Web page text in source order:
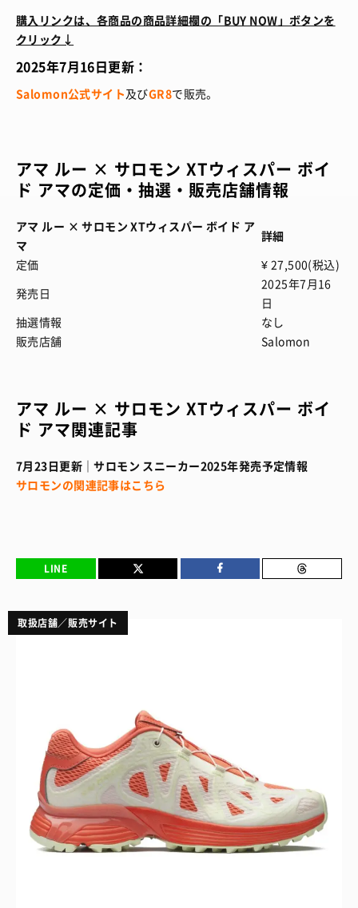
購入リンクは、各商品の商品詳細欄の「BUY NOW」ボタンを
クリック↓
2025年7月16日更新：
Salomon公式サイト及びGR8で販売。
アマ ルー × サロモン XTウィスパー ボイ
ド アマの定価・抽選・販売店舗情報
アマ ルー × サロモン XTウィスパー ボイド ア
マ
詳細
定価
¥ 27,500(税込)
発売日
2025年7月16
日
抽選情報
なし
販売店舗
Salomon
アマ ルー × サロモン XTウィスパー ボイ
ド アマ関連記事
7月23日更新｜サロモン スニーカー2025年発売予定情報
サロモンの関連記事はこちら
LINE
取扱店舗／販売サイト